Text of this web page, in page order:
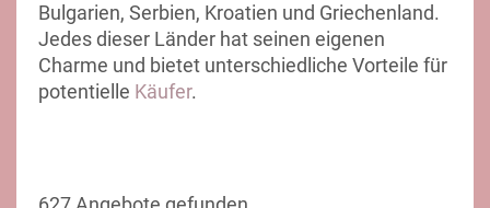
Bulgarien, Serbien, Kroatien und Griechenland.
Jedes dieser Länder hat seinen eigenen
Charme und bietet unterschiedliche Vorteile für
potentielle Käufer.